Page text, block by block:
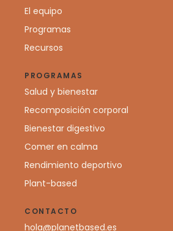
El equipo
Programas
Recursos
PROGRAMAS
Salud y bienestar
Recomposición corporal
Bienestar digestivo
Comer en calma
Rendimiento deportivo
Plant-based
CONTACTO
hola@planetbased.es